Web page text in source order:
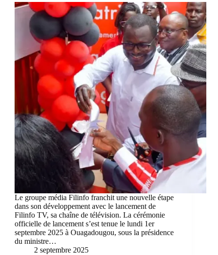
Le groupe média Filinfo franchit une nouvelle étape
dans son développement avec le lancement de
Filinfo TV, sa chaîne de télévision. La cérémonie
officielle de lancement s’est tenue le lundi 1er
septembre 2025 à Ouagadougou, sous la présidence
du ministre…
2 septembre 2025